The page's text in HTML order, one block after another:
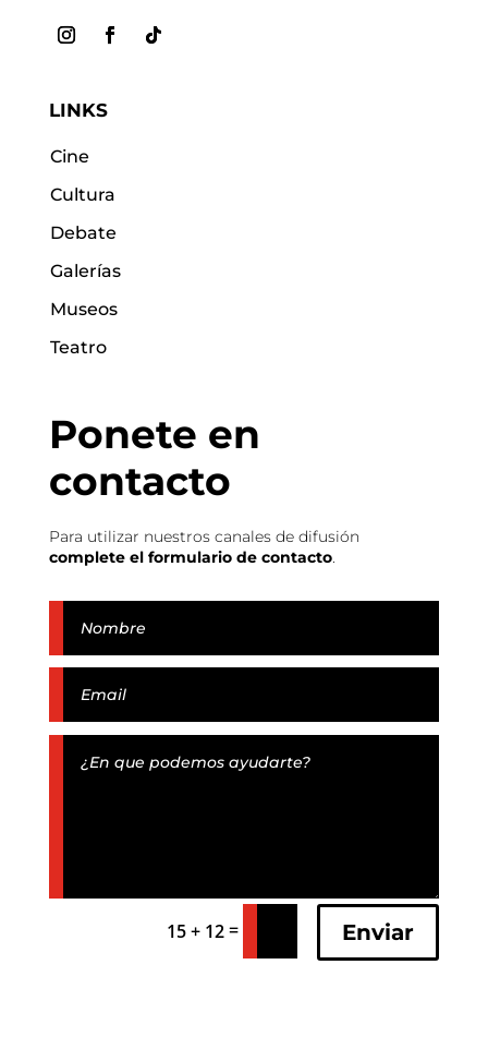
LINKS
Cine
Cultura
Debate
Galerías
Museos
Teatro
Ponete en
contacto
Para utilizar nuestros canales de difusión
complete el formulario de contacto.
15 + 12= Enviar